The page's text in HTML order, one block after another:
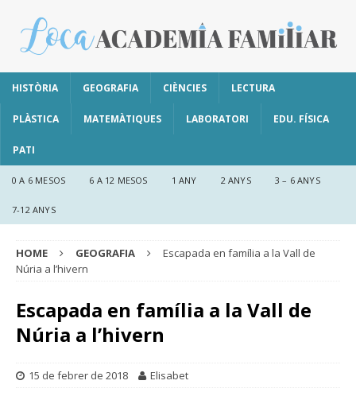
HISTÒRIA GEOGRAFIA CIÈNCIES LECTURA
PLÀSTICA MATEMÀTIQUES LABORATORI EDU. FÍSICA
PATI
0 A 6 MESOS 6 A 12 MESOS 1 ANY 2 ANYS 3 – 6 ANYS
7-12 ANYS
HOME GEOGRAFIA
Escapada en família a la Vall de
Núria a l’hivern
Escapada en família a la Vall de
Núria a l’hivern
15 de febrer de 2018 Elisabet